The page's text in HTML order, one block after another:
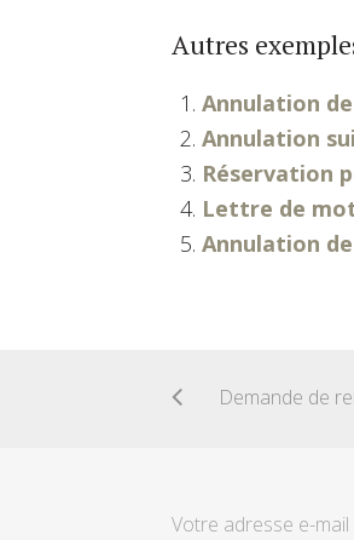
Autres
Annulation
Annulation
Réservation
Lettre de
Annulation
Votre adresse e-